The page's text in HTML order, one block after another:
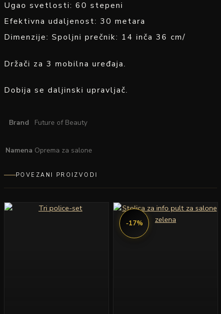
Ugao svetlosti: 60 stepeni
Efektivna udaljenost: 30 metara
Dimenzije: Spoljni prečnik: 14 inča 36 cm/
Držači za 3 mobilna uređaja.
Dobija se daljinski upravljač.
Brand Future of Beauty
Namena Oprema za salone
POVEZANI PROIZVODI
-17%